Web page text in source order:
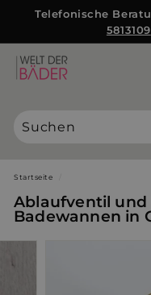
Telefonische
5813109
W
e
d
r
B
ä
d
Startseite
Ablaufventil
Badewannen in